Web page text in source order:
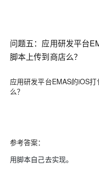
问题五： 应用研发平台
脚本上传到商店么？
应用研发平台EMAS的iOS
么？
参考答案：
用脚本自己去实现。